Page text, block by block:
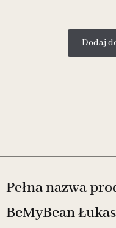
Dodaj
Pełna nazwa
BeMyBean